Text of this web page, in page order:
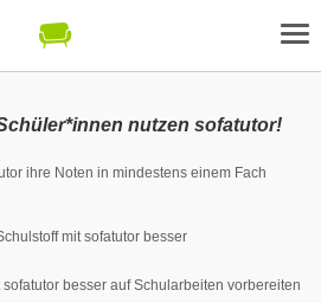
nutzen sofatutor!
ihre Noten in mindestens einem Fach
mit sofatutor besser
besser auf Schularbeiten vorbereiten